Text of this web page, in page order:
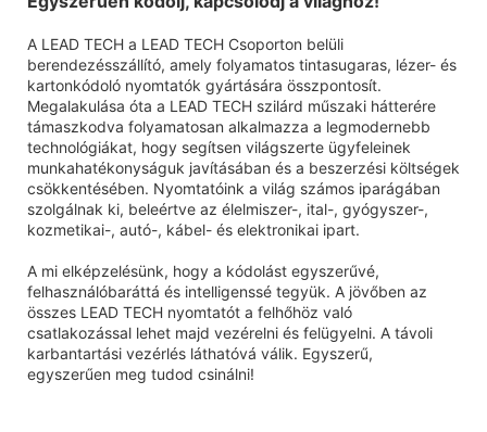
A LEAD TECH a LEAD TECH Csoporton belüli
berendezésszállító, amely folyamatos tintasugaras, lézer- és
kartonkódoló nyomtatók gyártására összpontosít.
Megalakulása óta a LEAD TECH szilárd műszaki hátterére
támaszkodva folyamatosan alkalmazza a legmodernebb
technológiákat, hogy segítsen világszerte ügyfeleinek
munkahatékonyságuk javításában és a beszerzési költségek
csökkentésében. Nyomtatóink a világ számos iparágában
szolgálnak ki, beleértve az élelmiszer-, ital-, gyógyszer-,
kozmetikai-, autó-, kábel- és elektronikai ipart.
A mi elképzelésünk, hogy a kódolást egyszerűvé,
felhasználóbaráttá és intelligenssé tegyük. A jövőben az
összes LEAD TECH nyomtatót a felhőhöz való
csatlakozással lehet majd vezérelni és felügyelni. A távoli
karbantartási vezérlés láthatóvá válik. Egyszerű,
egyszerűen meg tudod csinálni!